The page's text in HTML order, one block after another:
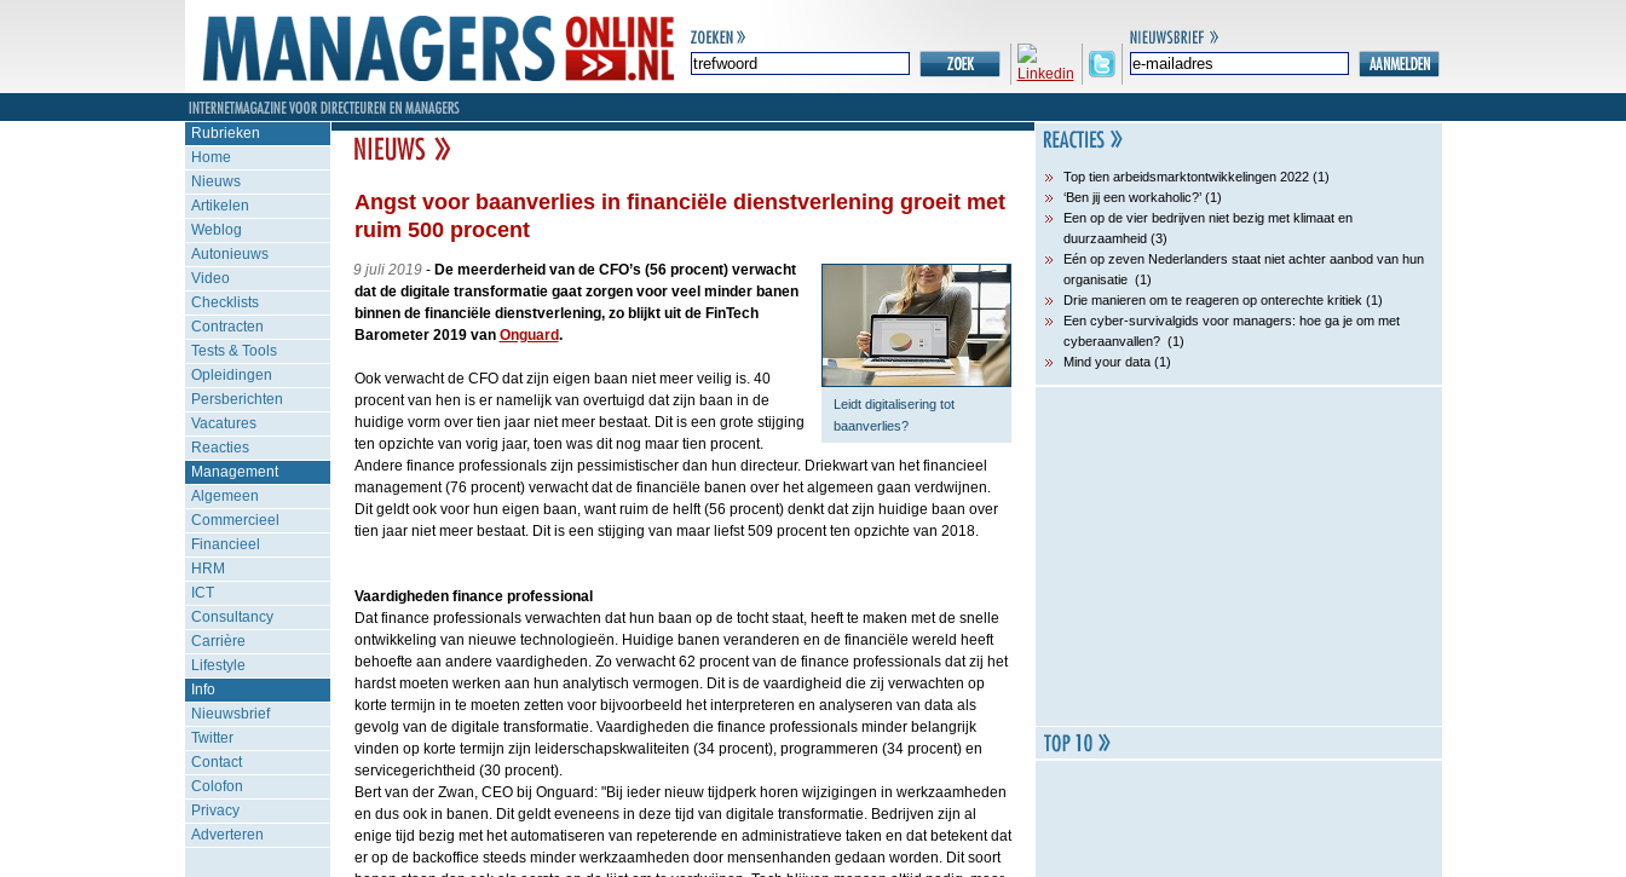
Rubrieken
Home
Nieuws
Artikelen
Weblog
Autonieuws
Video
Checklists
Contracten
Tests & Tools
Opleidingen
Persberichten
Vacatures
Reacties
Management
Algemeen
Commercieel
Financieel
HRM
ICT
Consultancy
Carrière
Lifestyle
Info
Nieuwsbrief
Twitter
Contact
Colofon
Privacy
Adverteren
Angst voor baanverlies in financiële dienstverlening groeit met
ruim 500 procent
Leidt digitalisering tot
baanverlies?
9 juli 2019- De meerderheid van de CFO’s (56 procent) verwacht
dat de digitale transformatie gaat zorgen voor veel minder banen
binnen de financiële dienstverlening, zo blijkt uit de FinTech
Barometer 2019 van Onguard.
Ook verwacht de CFO dat zijn eigen baan niet meer veilig is. 40
procent van hen is er namelijk van overtuigd dat zijn baan in de
huidige vorm over tien jaar niet meer bestaat. Dit is een grote stijging
ten opzichte van vorig jaar, toen was dit nog maar tien procent.
Andere finance professionals zijn pessimistischer dan hun directeur. Driekwart van het financieel
management (76 procent) verwacht dat de financiële banen over het algemeen gaan verdwijnen.
Dit geldt ook voor hun eigen baan, want ruim de helft (56 procent) denkt dat zijn huidige baan over
tien jaar niet meer bestaat. Dit is een stijging van maar liefst 509 procent ten opzichte van 2018.
Vaardigheden finance professional
Dat finance professionals verwachten dat hun baan op de tocht staat, heeft te maken met de snelle
ontwikkeling van nieuwe technologieën. Huidige banen veranderen en de financiële wereld heeft
behoefte aan andere vaardigheden. Zo verwacht 62 procent van de finance professionals dat zij het
hardst moeten werken aan hun analytisch vermogen. Dit is de vaardigheid die zij verwachten op
korte termijn in te moeten zetten voor bijvoorbeeld het interpreteren en analyseren van data als
gevolg van de digitale transformatie. Vaardigheden die finance professionals minder belangrijk
vinden op korte termijn zijn leiderschapskwaliteiten (34 procent), programmeren (34 procent) en
servicegerichtheid (30 procent).
Bert van der Zwan, CEO bij Onguard: "Bij ieder nieuw tijdperk horen wijzigingen in werkzaamheden
en dus ook in banen. Dit geldt eveneens in deze tijd van digitale transformatie. Bedrijven zijn al
enige tijd bezig met het automatiseren van repeterende en administratieve taken en dat betekent dat
er op de backoffice steeds minder werkzaamheden door mensenhanden gedaan worden. Dit soort
Top tien arbeidsmarktontwikkelingen 2022 (1)
‘Ben jij een workaholic?’ (1)
Een op de vier bedrijven niet bezig met klimaat en
duurzaamheid (3)
Eén op zeven Nederlanders staat niet achter aanbod van hun
organisatie (1)
Drie manieren om te reageren op onterechte kritiek (1)
Een cyber-survivalgids voor managers: hoe ga je om met
cyberaanvallen? (1)
Mind your data (1)